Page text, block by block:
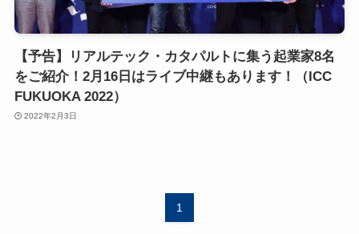
【予告】リアルテック・カタパルトに集う起業家8名
をご紹介！2月16日はライブ中継もあります！（ICC
FUKUOKA 2022）
2022年2月3日
1